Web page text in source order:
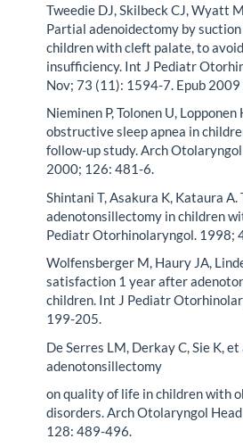
Tweedie DJ, Skilbeck CJ, Wyatt
Partial adenoidectomy by
children with cleft palate, to
insufficiency. Int J Pediatr
Nov; 73 (11): 1594-7. Epub 2009
Nieminen P, Tolonen U, Lopponen
obstructive sleep apnea in
follow-up study. Arch Otolaryngol
2000; 126: 481-6.
Shintani T, Asakura K, Kataura
adenotonsillectomy in children
Pediatr Otorhinolaryngol. 1998;
Wolfensberger M, Haury JA,
satisfaction 1 year after
children. Int J Pediatr
199-205.
De Serres LM, Derkay C, Sie K,
adenotonsillectomy
on quality of life in children with
disorders. Arch Otolaryngol
128: 489-496.